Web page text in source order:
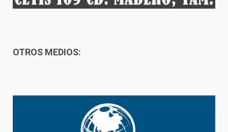
OTROS MEDIOS: